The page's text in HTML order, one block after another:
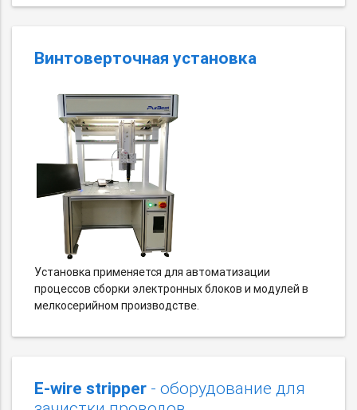
Винтоверточная установка
Установка применяется для автоматизации
процессов сборки электронных блоков и модулей в
мелкосерийном производстве.
E-wire stripper - оборудование для